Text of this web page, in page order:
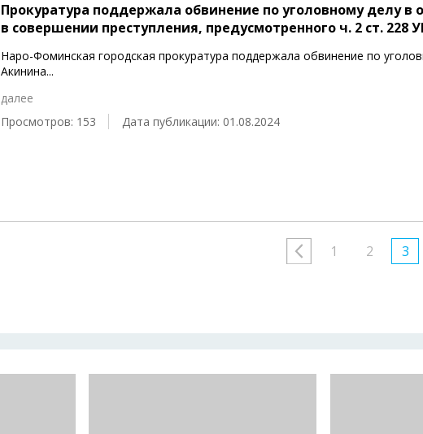
Прокуратура поддержала обвинение по уголовному делу в
в совершении преступления, предусмотренного ч. 2 ст. 228
Наро-Фоминская городская прокуратура поддержала обвинение по
Акинина...
далее
Просмотров: 153
Дата публикации: 01.08.2024
1 2 3